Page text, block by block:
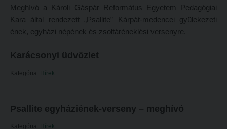
Pótfelvételi 2026
PK Felvételi Tájékoztató kiadvány
Intézményi pontok igazolása
Tehetséggondozás
Tudományos diákköri tevékenység
Meghívó a Károli Gáspár Református Egyetem Pedagógiai
Kara által rendezett „Psallite” Kárpát-medencei gyülekezeti
ének, egyházi népének és zsoltáréneklési versenyre.
Karácsonyi üdvözlet
Kategória: Hírek
Psallite egyháziének-verseny – meghívó
Kategória: Hírek